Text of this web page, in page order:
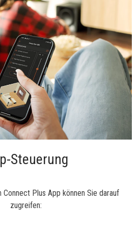
Steuerung
Connect Plus App können Sie darauf
zugreifen: